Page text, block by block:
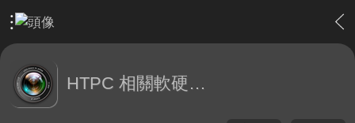
軟硬體相關技術 › HTPC 相關軟硬體技術及運用
HTPC 相關軟硬體技術及運用